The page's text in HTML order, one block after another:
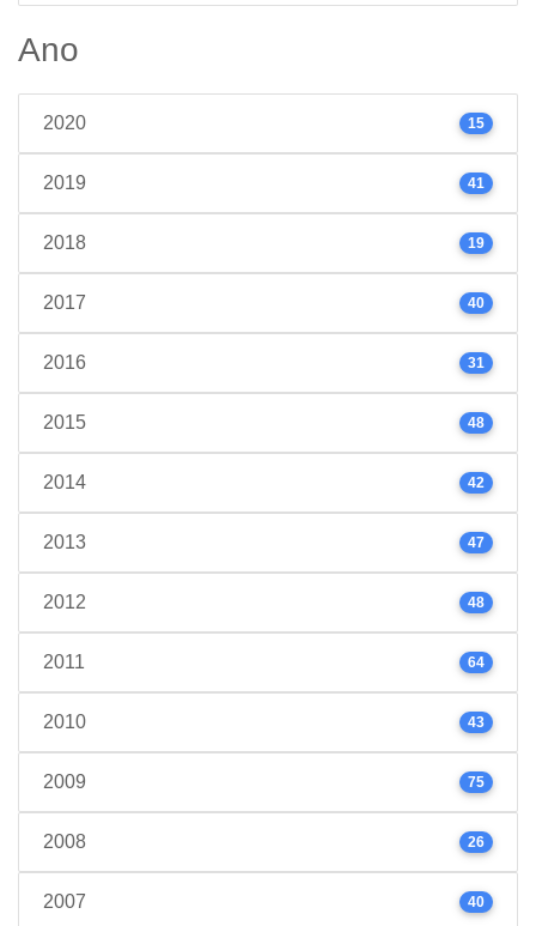
Ano
2020 15
2019 41
2018 19
2017 40
2016 31
2015 48
2014 42
2013 47
2012 48
2011 64
2010 43
2009 75
2008 26
2007 40